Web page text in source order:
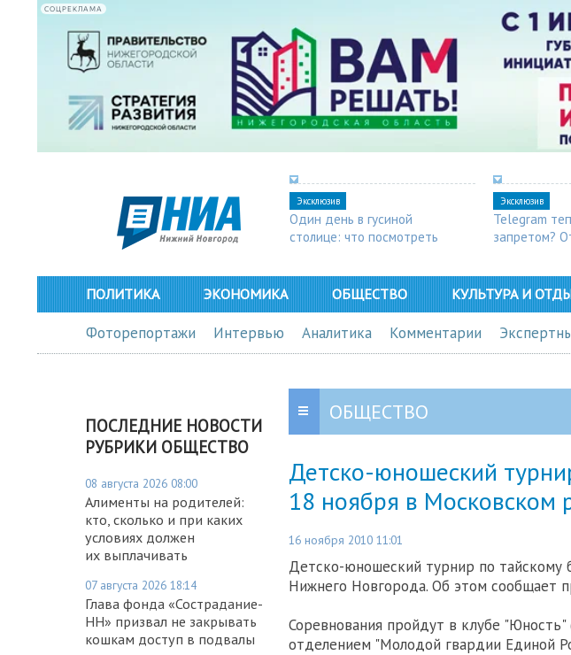
СОЦРЕКЛАМА
Эксклюзив
Один день в гусиной
столице: что посмотреть
Эксклюзив
Telegram
запретом?
ПОЛИТИКА ЭКОНОМИКА ОБЩЕСТВО КУЛЬТУРА И
Фоторепортажи Интервью Аналитика Комментарии
ПОСЛЕДНИЕ НОВОСТИ
РУБРИКИ ОБЩЕСТВО
08 августа 2026 08:00
Алименты на родителей:
кто, сколько и при каких
условиях должен
их выплачивать
07 августа 2026 18:14
Глава фонда «Сострадание-
НН» призвал не закрывать
кошкам доступ в подвалы
ОБЩЕСТВО
Детско-юношеский
18 ноября в Московском
16 ноября 2010 11:01
Детско-юношеский турнир по тайскому
Нижнего Новгорода. Об этом сообщает
Соревнования пройдут в клубе
отделением "Молодой гвардии Единой